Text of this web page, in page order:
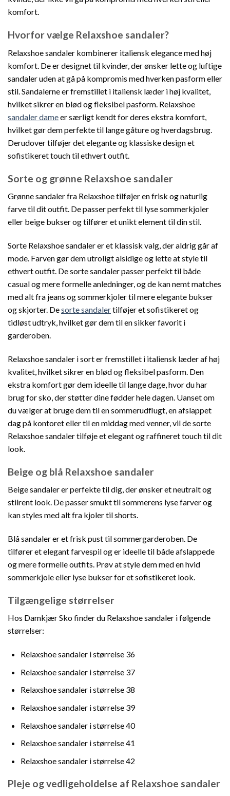
komfort.
Hvorfor vælge Relaxshoe sandaler?
Relaxshoe sandaler kombinerer italiensk elegance med høj
komfort. De er designet til kvinder, der ønsker lette og luftige
sandaler uden at gå på kompromis med hverken pasform eller
stil. Sandalerne er fremstillet i italiensk læder i høj kvalitet,
hvilket sikrer en blød og fleksibel pasform. Relaxshoe
sandaler dameer særligt kendt for deres ekstra komfort,
hvilket gør dem perfekte til lange gåture og hverdagsbrug.
Derudover tilføjer det elegante og klassiske design et
sofistikeret touch til ethvert outfit.
Sorte og grønne Relaxshoe sandaler
Grønne sandaler fra Relaxshoe tilføjer en frisk og naturlig
farve til dit outfit. De passer perfekt til lyse sommerkjoler
eller beige bukser og tilfører et unikt element til din stil.
Sorte Relaxshoe sandaler er et klassisk valg, der aldrig går af
mode. Farven gør dem utroligt alsidige og lette at style til
ethvert outfit. De sorte sandaler passer perfekt til både
casual og mere formelle anledninger, og de kan nemt matches
med alt fra jeans og sommerkjoler til mere elegante bukser
og skjorter. Desorte sandalertilføjer et sofistikeret og
tidløst udtryk, hvilket gør dem til en sikker favorit i
garderoben.
Relaxshoe sandaler i sort er fremstillet i italiensk læder af høj
kvalitet, hvilket sikrer en blød og fleksibel pasform. Den
ekstra komfort gør dem ideelle til lange dage, hvor du har
brug for sko, der støtter dine fødder hele dagen. Uanset om
du vælger at bruge dem til en sommerudflugt, en afslappet
dag på kontoret eller til en middag med venner, vil de sorte
Relaxshoe sandaler tilføje et elegant og raffineret touch til dit
look.
Beige og blå Relaxshoe sandaler
Beige sandaler er perfekte til dig, der ønsker et neutralt og
stilrent look. De passer smukt til sommerens lyse farver og
kan styles med alt fra kjoler til shorts.
Blå sandaler er et frisk pust til sommergarderoben. De
tilfører et elegant farvespil og er ideelle til både afslappede
og mere formelle outfits. Prøv at style dem med en hvid
sommerkjole eller lyse bukser for et sofistikeret look.
Tilgængelige størrelser
Hos Damkjær Sko finder du Relaxshoe sandaler i følgende
størrelser:
Relaxshoe sandaler i størrelse 36
Relaxshoe sandaler i størrelse 37
Relaxshoe sandaler i størrelse 38
Relaxshoe sandaler i størrelse 39
Relaxshoe sandaler i størrelse 40
Relaxshoe sandaler i størrelse 41
Relaxshoe sandaler i størrelse 42
Pleje og vedligeholdelse af Relaxshoe sandaler